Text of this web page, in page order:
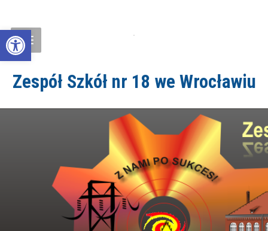
Open toolbar
Zespół Szkół nr 18 we Wrocławiu